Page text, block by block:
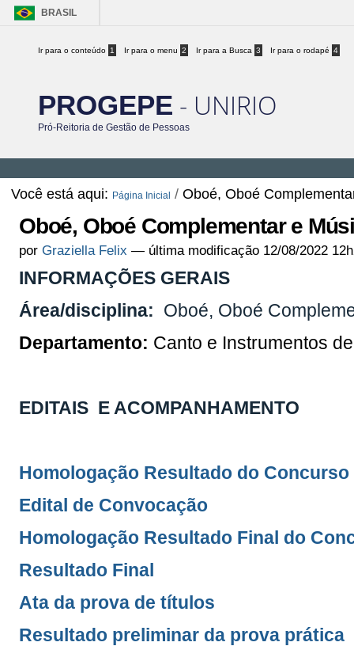
BRASIL
Ir para o conteúdo 1 Ir para o menu 2 Ir para a Busca 3 Ir para o rodapé 4
PROGEPE - UNIRIO
Pró-Reitoria de Gestão de Pessoas
Você está aqui: Página Inicial /Oboé, Oboé
Oboé, Oboé Complementar e
porGraziella Felix — última modificação 12/08/2022
INFORMAÇÕES GERAIS
Área/disciplina: Oboé, Oboé
Departamento: Canto e Instrumentos
EDITAIS E ACOMPANHAMENTO
Homologação Resultado do Concurso
Edital de Convocação
Homologação Resultado Final do
Resultado Final
Ata da prova de títulos
Resultado preliminar da prova prática